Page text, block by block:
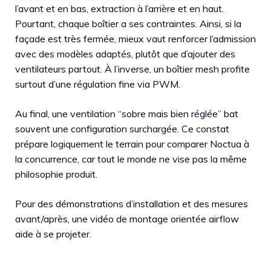
l’avant et en bas, extraction à l’arrière et en haut.
Pourtant, chaque boîtier a ses contraintes. Ainsi, si la
façade est très fermée, mieux vaut renforcer l’admission
avec des modèles adaptés, plutôt que d’ajouter des
ventilateurs partout. À l’inverse, un boîtier mesh profite
surtout d’une régulation fine via PWM.
Au final, une ventilation “sobre mais bien réglée” bat
souvent une configuration surchargée. Ce constat
prépare logiquement le terrain pour comparer Noctua à
la concurrence, car tout le monde ne vise pas la même
philosophie produit.
Pour des démonstrations d’installation et des mesures
avant/après, une vidéo de montage orientée airflow
aide à se projeter.